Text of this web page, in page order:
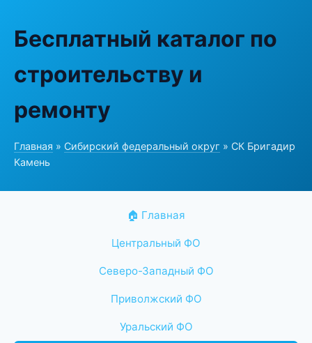
Бесплатный каталог по
строительству и
ремонту
Главная » Сибирский федеральный округ » СК Бригадир
Камень
🏠 Главная
Центральный ФО
Северо-Западный ФО
Приволжский ФО
Уральский ФО